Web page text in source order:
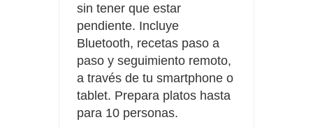
sin tener que estar
pendiente. Incluye
Bluetooth, recetas paso a
paso y seguimiento remoto,
a través de tu smartphone o
tablet. Prepara platos hasta
para 10 personas.